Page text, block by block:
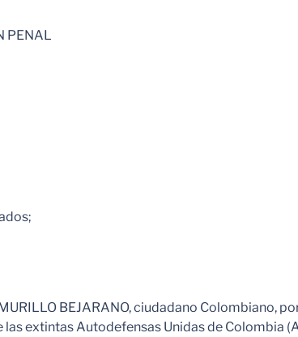
PENAL
BEJARANO, ciudadano Colombiano,
extintas Autodefensas Unidas de Colombia